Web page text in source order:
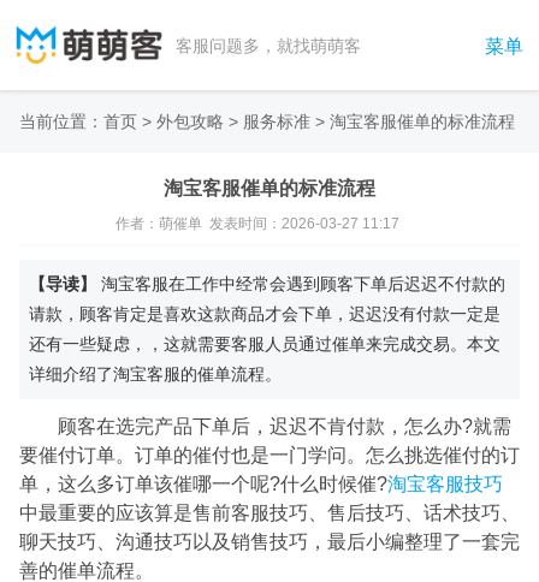
菜单
客服问题多，就找萌萌客
当前位置： 首页 > 外包攻略 > 服务标准 > 淘宝客服催单的标准流程
淘宝客服催单的标准流程
作者：萌催单 发表时间：2026-03-27 11:17
【导读】
淘宝客服在工作中经常会遇到顾客下单后迟迟不付款的
请款，顾客肯定是喜欢这款商品才会下单，迟迟没有付款一定是
还有一些疑虑，，这就需要客服人员通过催单来完成交易。本文
详细介绍了淘宝客服的催单流程。
顾客在选完产品下单后，迟迟不肯付款，怎么办?就需
要催付订单。订单的催付也是一门学问。怎么挑选催付的订
单，这么多订单该催哪一个呢?什么时候催?淘宝客服技巧
中最重要的应该算是售前客服技巧、售后技巧、话术技巧、
聊天技巧、沟通技巧以及销售技巧，最后小编整理了一套完
善的催单流程。